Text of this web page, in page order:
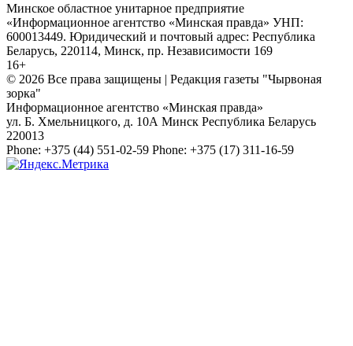
Минское областное унитарное предприятие
«Информационное агентство «Минская правда» УНП:
600013449. Юридический и почтовый адрес: Республика
Беларусь, 220114, Минск, пр. Независимости 169
16+
© 2026 Все права защищены | Редакция газеты "Чырвоная
зорка"
Информационное агентство «Минская правда»
ул. Б. Хмельницкого, д. 10А Минск Республика Беларусь
220013
Phone: +375 (44) 551-02-59 Phone: +375 (17) 311-16-59